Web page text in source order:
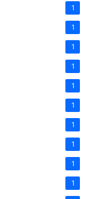
1
1
1
1
1
1
1
1
1
1